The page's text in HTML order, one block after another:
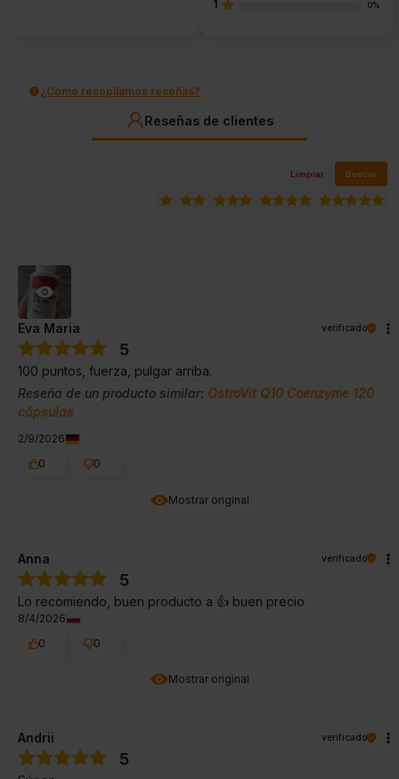
1 0%
¿Cómo recopilamos reseñas?
Reseñas de clientes
Limpiar Buscar
Mostrar original
Eva Maria verificado
5
100 puntos, fuerza, pulgar arriba.
Reseña de un producto similar: OstroVit Q10 Coenzyme 120
cápsulas
2/9/2026
0
0
Mostrar original
Anna verificado
5
Lo recomiendo, buen producto a 👍️ buen precio
8/4/2026
0
0
Andrii verificado
5